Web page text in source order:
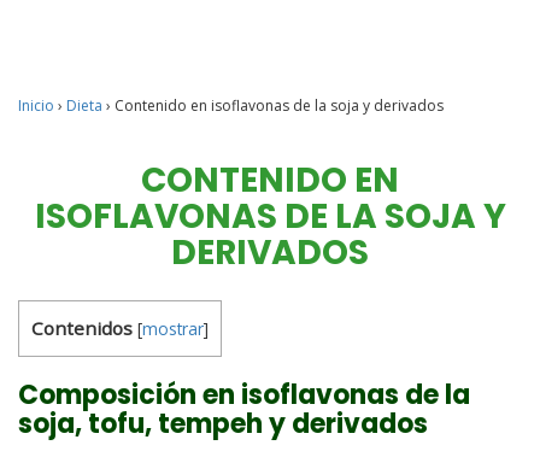
Inicio › Dieta › Contenido en isoflavonas de la soja y derivados
CONTENIDO EN
ISOFLAVONAS DE LA SOJA Y
DERIVADOS
Contenidos [mostrar]
Composición en isoflavonas de la
soja, tofu, tempeh y derivados